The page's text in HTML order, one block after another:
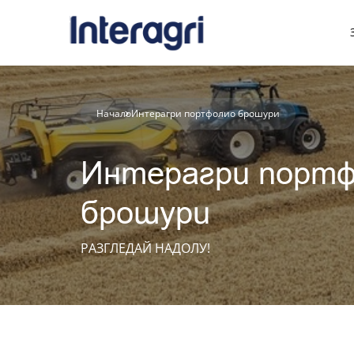
НачалоИнтерагри портфолио брошури
Интерагри
брошури
РАЗГЛЕДАЙ НАДОЛУ!